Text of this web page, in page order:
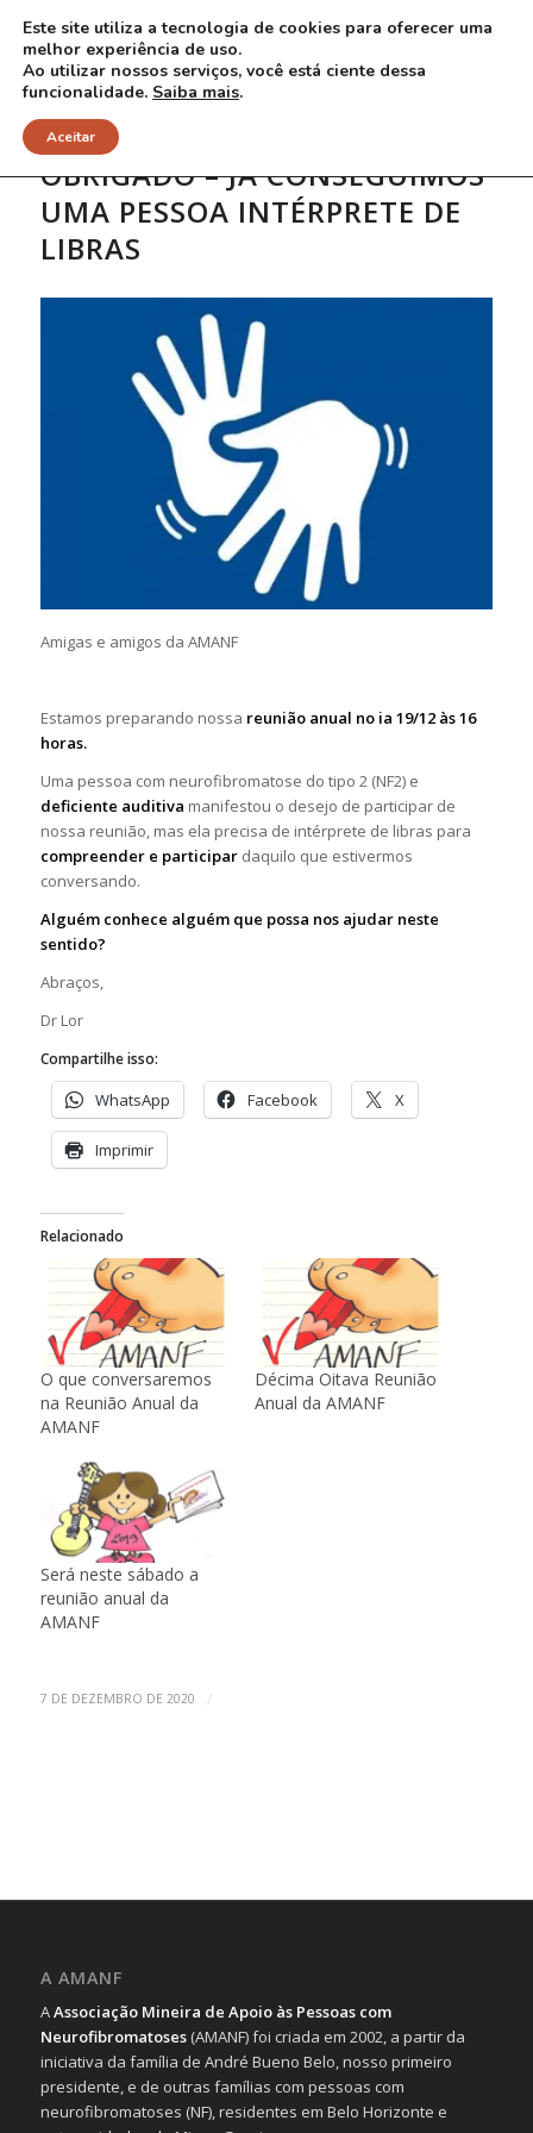
OBRIGADO – JÁ CONSEGUIMOS
UMA PESSOA INTÉRPRETE DE
LIBRAS
Amigas e amigos da AMANF
Estamos preparando nossa reunião anual no ia 19/12 às 16
horas.
Uma pessoa com neurofibromatose do tipo 2 (NF2) e
deficiente auditiva manifestou o desejo de participar de
nossa reunião, mas ela precisa de intérprete de libras para
compreender e participardaquilo que estivermos
conversando.
Alguém conhece alguém que possa nos ajudar neste
sentido?
Abraços,
Dr Lor
Compartilhe isso:
WhatsApp Facebook X
Imprimir
Relacionado
O que conversaremos
na Reunião Anual da
AMANF
Décima Oitava Reunião
Anual da AMANF
Será neste sábado a
reunião anual da
AMANF
7 DE DEZEMBRO DE 2020 /
A AMANF
AAssociação Mineira de Apoio às Pessoas com
Neurofibromatoses(AMANF) foi criada em 2002, a partir da
iniciativa da família de André Bueno Belo, nosso primeiro
presidente, e de outras famílias com pessoas com
neurofibromatoses (NF), residentes em Belo Horizonte e
Este site utiliza a tecnologia de cookies para oferecer uma
melhor experiência de uso.
Ao utilizar nossos serviços, você está ciente dessa
funcionalidade. Saiba mais.
Aceitar